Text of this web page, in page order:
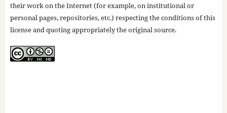
their work on the Internet (for example, on institutional or
personal pages, repositories, etc.) respecting the conditions of this
license and quoting appropriately the original source.